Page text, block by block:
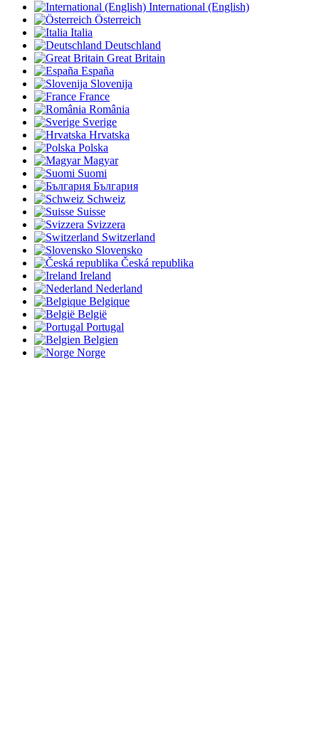
International (English)
Österreich
Italia
Deutschland
Great Britain
España
Slovenija
France
România
Sverige
Hrvatska
Polska
Magyar
Suomi
България
Schweiz
Suisse
Svizzera
Switzerland
Slovensko
Česká republika
Ireland
Nederland
Belgique
België
Portugal
Belgien
Norge